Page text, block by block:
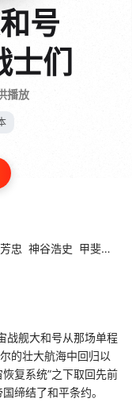
号
们
播放
忠 神谷浩史 甲斐田裕子
大和号从那场单程
的壮大航海中回归以
系统”之下取回先前
缔结了和平条约。